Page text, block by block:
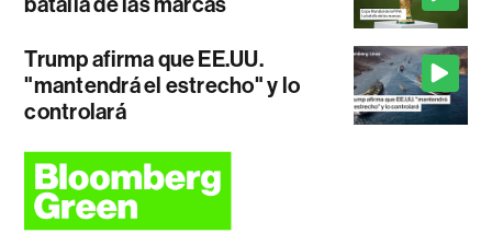
Trump afirma que EE.UU.
"mantendrá el estrecho" y lo
controlará